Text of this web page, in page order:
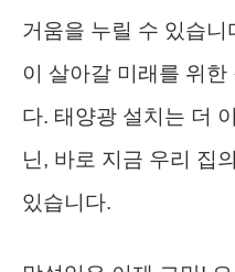
거움을 누릴 수 있습
이 살아갈 미래를 위
다. 태양광 설치는 더
닌, 바로 지금 우리 집
있습니다.